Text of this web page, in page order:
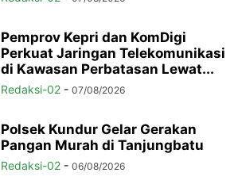
Pemprov Kepri dan KomDigi
Perkuat Jaringan Telekomunikasi
di Kawasan Perbatasan Lewat...
Redaksi-02 - 07/08/2026
Polsek Kundur Gelar Gerakan
Pangan Murah di Tanjungbatu
Redaksi-02 - 06/08/2026